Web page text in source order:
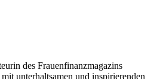
des Frauenfinanzmagazins
unterhaltsamen und inspirierenden